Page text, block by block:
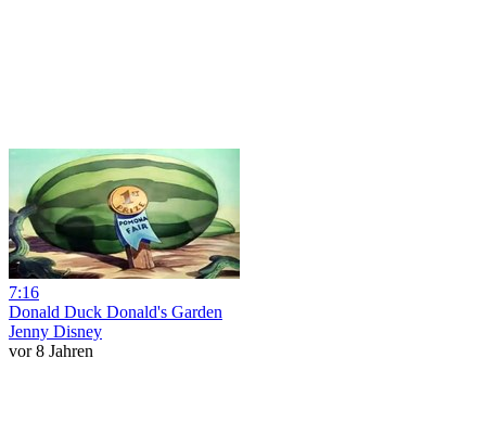
7:16
Donald Duck Donald's Garden
Jenny Disney
vor 8 Jahren